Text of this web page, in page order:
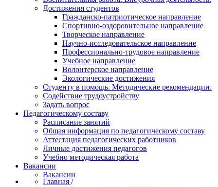
Достижения студентов
Гражданско-патриотическое направление
Спортивно-оздоровительное направление
Творческое направление
Научно-исследовательское направление
Профессионально-трудовое направление
Учебное направление
Волонтерское направление
Экологические достижения
Студенту в помощь. Методические рекомендации.
Содействие трудоустройству
Задать вопрос
Педагогическому составу
Расписание занятий
Общая информация по педагогическому составу
Аттестация педагогических работников
Личные достижения педагогов
Учебно методическая работа
Вакансии
Вакансии
Главная /